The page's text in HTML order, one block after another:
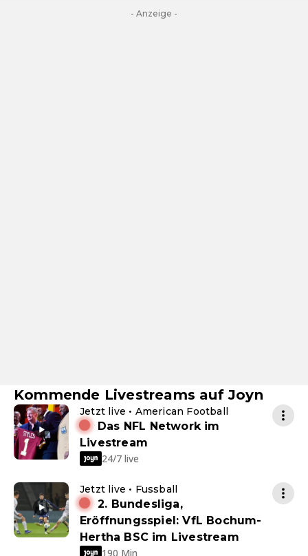
- Anzeige -
Kommende Livestreams auf Joyn
Jetzt live • American Football
Das NFL Network im
Livestream
24/7 live
Jetzt live • Fussball
2. Bundesliga,
Eröffnungsspiel: VfL Bochum-
Hertha BSC im Livestream
190 Min